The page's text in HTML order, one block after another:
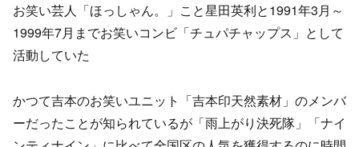
お笑い芸人「ほっしゃん。」こと星田英利と1991年3月～
1999年7月までお笑いコンビ「チュパチャップス」として
活動していた
かつて吉本のお笑いユニット「吉本印天然素材」のメンバ
ーだったことが知られているが「雨上がり決死隊」「ナイ